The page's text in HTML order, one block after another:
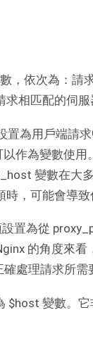
，依次為：請
求相匹配的伺
為用戶端請
作為變數使
變數在大
，可能會導
置為從
的角度來
處理請求所需
$host 變數。